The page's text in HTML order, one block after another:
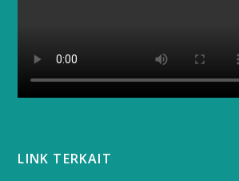
LINK TERKAIT